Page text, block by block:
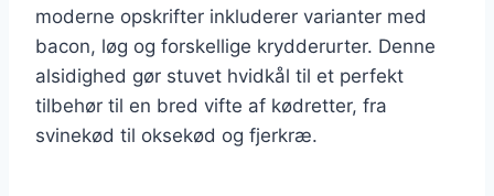
moderne opskrifter inkluderer varianter med
bacon, løg og forskellige krydderurter. Denne
alsidighed gør stuvet hvidkål til et perfekt
tilbehør til en bred vifte af kødretter, fra
svinekød til oksekød og fjerkræ.